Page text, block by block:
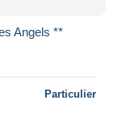
Angels **
Particulier